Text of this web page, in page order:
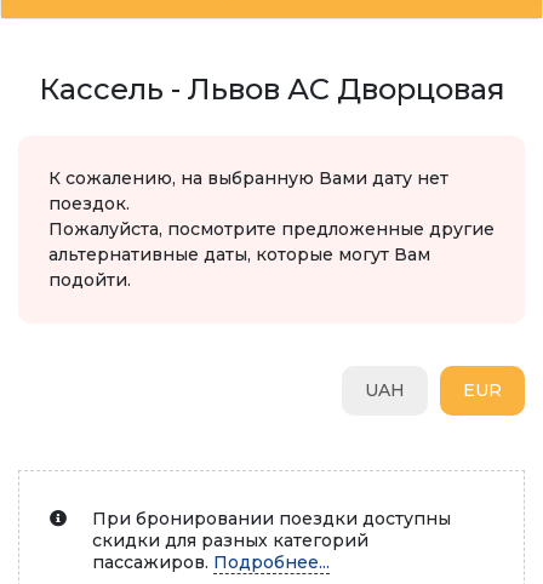
Кассель - Львов АС Дворцовая
К сожалению, на выбранную Вами дату нет
поездок.
Пожалуйста, посмотрите предложенные другие
альтернативные даты, которые могут Вам
подойти.
EUR
UAH
При бронировании поездки доступны
скидки для разных категорий
пассажиров. Подробнее...